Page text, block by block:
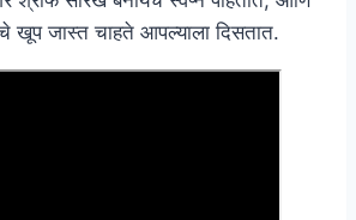
खूप जास्त चाहते आपल्याला दिसतात.